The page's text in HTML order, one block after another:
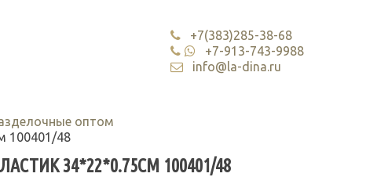
+7(383)285-38-68
+7-913-743-9988
info@la-dina.ru
оптом
100401/48
34*22*0.75СМ 100401/48